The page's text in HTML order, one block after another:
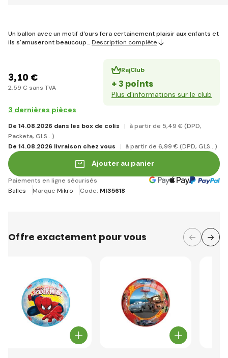
Un ballon avec un motif d'ours fera certainement plaisir aux enfants et
ils s'amuseront beaucoup… Description complète
3,10 €
2,59 € sans TVA
RajClub
+ 3 points
Plus d'informations sur le club
3 dernières pièces
De 14.08.2026 dans les box de colis à partir de 5,49 € (DPD,
Packeta, GLS...)
De 14.08.2026 livraison chez vous
à partir de 6,99 € (DPD, GLS...)
Ajouter au panier
Paiements en ligne sécurisés
Balles
Marque Mikro Code: MI35618
Offre exactement pour vous